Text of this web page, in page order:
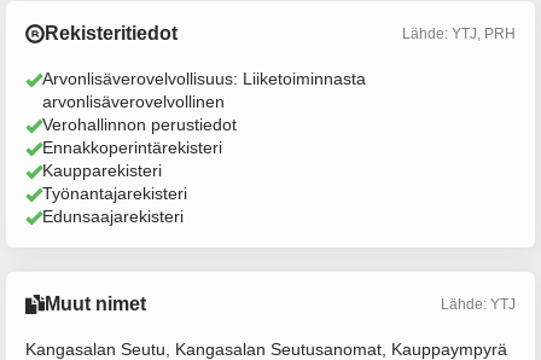
Rekisteritiedot Lähde: YTJ, PRH
Arvonlisäverovelvollisuus: Liiketoiminnasta
arvonlisäverovelvollinen
Verohallinnon perustiedot
Ennakkoperintärekisteri
Kaupparekisteri
Työnantajarekisteri
Edunsaajarekisteri
Muut nimet Lähde: YTJ
Kangasalan Seutu, Kangasalan Seutusanomat, Kauppaympyrä